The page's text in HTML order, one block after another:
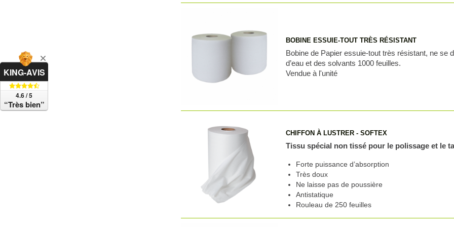
BOBINE ESSUIE-TOUT TRÈS RÉSISTANT
Bobine de Papier essuie-tout très résistant, ne se
d’eau et des solvants 1000 feuilles.
Vendue à l'unité
CHIFFON À LUSTRER - SOFTEX
Tissu spécial non tissé pour le polissage et le
Forte puissance d’absorption
Très doux
Ne laisse pas de poussière
Antistatique
Rouleau de 250 feuilles
KING-AVIS
4.6 / 5
“Très bien”